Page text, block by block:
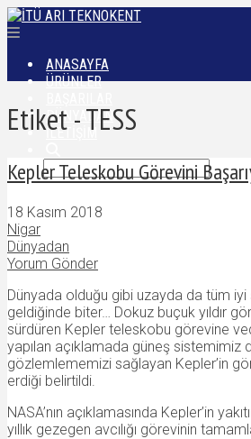
ANASAYFA
ÜRÜNLER
DÜNYADAN
İLETIŞIM
Etiket - TESS
Kepler Teleskobu Görevini
18 Kasım 2018
Nigar
Dünyadan
Yorum Gönder
Dünyada olduğu gibi uzayda da tüm iyi
geldiğinde biter… Dokuz buçuk yıldır
sürdüren Kepler teleskobu görevine
yapılan açıklamada güneş sistemimiz
gözlemlememizi sağlayan Kepler’in
erdiği belirtildi.
NASA’nın açıklamasında Kepler’in
yıllık gezegen avcılığı görevinin